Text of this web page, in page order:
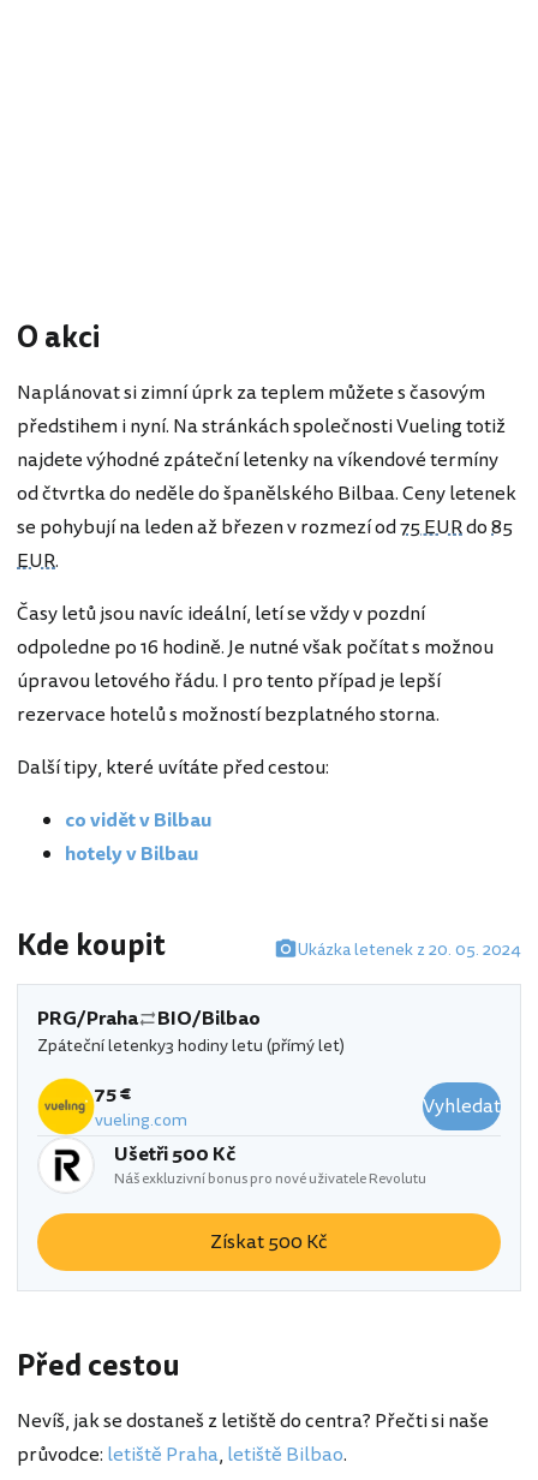
O akci
Naplánovat si zimní úprk za teplem můžete s časovým
předstihem i nyní. Na stránkách společnosti Vueling totiž
najdete výhodné zpáteční letenky na víkendové termíny
od čtvrtka do neděle do španělského Bilbaa. Ceny letenek
se pohybují na leden až březen v rozmezí od75 EURdo85
EUR.
Časy letů jsou navíc ideální, letí se vždy v pozdní
odpoledne po 16 hodině. Je nutné však počítat s možnou
úpravou letového řádu. I pro tento případ je lepší
rezervace hotelů s možností bezplatného storna.
Další tipy, které uvítáte před cestou:
co vidět v Bilbau
hotely v Bilbau
Kde koupit Ukázka letenek z 20. 05. 2024
PRG/Praha BIO/Bilbao
Zpáteční letenky3 hodiny letu (přímý let)
75 €
vueling.com
Vyhledat
Ušetři 500 Kč
Náš exkluzivní bonus pro nové uživatele Revolutu
Získat 500 Kč
Před cestou
Nevíš, jak se dostaneš z letiště do centra? Přečti si naše
průvodce: letiště Praha, letiště Bilbao.